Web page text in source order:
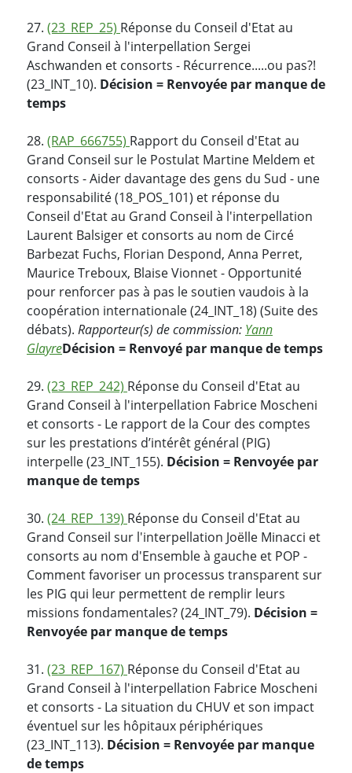
27. (23_REP_25) Réponse du Conseil d'Etat au
Grand Conseil à l'interpellation Sergei
Aschwanden et consorts - Récurrence.....ou pas?!
(23_INT_10). Décision = Renvoyée par manque de
temps
28. (RAP_666755) Rapport du Conseil d'Etat au
Grand Conseil sur le Postulat Martine Meldem et
consorts - Aider davantage des gens du Sud - une
responsabilité (18_POS_101) et réponse du
Conseil d'Etat au Grand Conseil à l'interpellation
Laurent Balsiger et consorts au nom de Circé
Barbezat Fuchs, Florian Despond, Anna Perret,
Maurice Treboux, Blaise Vionnet - Opportunité
pour renforcer pas à pas le soutien vaudois à la
coopération internationale (24_INT_18) (Suite des
débats). Rapporteur(s) de commission: Yann
GlayreDécision = Renvoyé par manque de temps
29. (23_REP_242) Réponse du Conseil d'Etat au
Grand Conseil à l'interpellation Fabrice Moscheni
et consorts - Le rapport de la Cour des comptes
sur les prestations d’intérêt général (PIG)
interpelle (23_INT_155). Décision = Renvoyée par
manque de temps
30. (24_REP_139) Réponse du Conseil d'Etat au
Grand Conseil sur l'interpellation Joëlle Minacci et
consorts au nom d'Ensemble à gauche et POP -
Comment favoriser un processus transparent sur
les PIG qui leur permettent de remplir leurs
missions fondamentales? (24_INT_79). Décision =
Renvoyée par manque de temps
31. (23_REP_167) Réponse du Conseil d'Etat au
Grand Conseil à l'interpellation Fabrice Moscheni
et consorts - La situation du CHUV et son impact
éventuel sur les hôpitaux périphériques
(23_INT_113). Décision = Renvoyée par manque
de temps